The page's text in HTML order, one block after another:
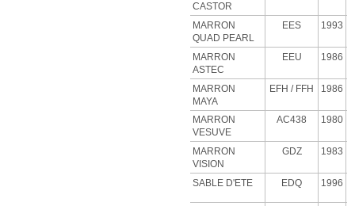
CASTOR
MARRON
QUAD PEARL
EES 1993
MARRON
ASTEC
EEU 1986
MARRON
MAYA
EFH / FFH 1986
MARRON
VESUVE
AC438 1980
MARRON
VISION
GDZ 1983
SABLE D'ETE EDQ 1996